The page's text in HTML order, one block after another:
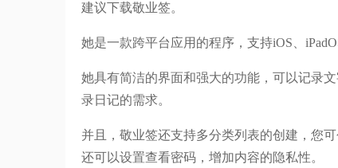
建议下载敬业签。
她是一款跨平台应用的程序，支持iOS、
她具有简洁的界面和强大的功能，可以记录
录日记的需求。
并且，敬业签还支持多分类列表的创建，您
还可以设置查看密码，增加内容的隐私性。